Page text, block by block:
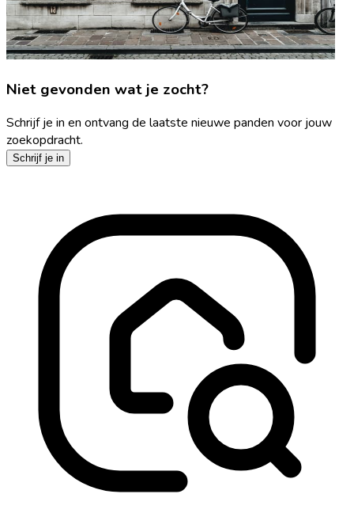
Niet gevonden wat je zocht?
Schrijf je in en ontvang de laatste nieuwe panden voor jouw
zoekopdracht.
Schrijf je in